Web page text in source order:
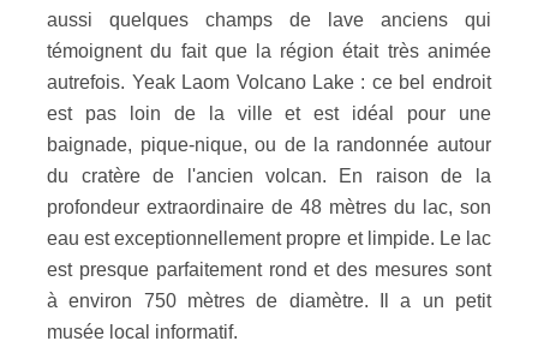
aussi quelques champs de lave anciens qui
témoignent du fait que la région était très animée
autrefois. Yeak Laom Volcano Lake : ce bel endroit
est pas loin de la ville et est idéal pour une
baignade, pique-nique, ou de la randonnée autour
du cratère de l'ancien volcan. En raison de la
profondeur extraordinaire de 48 mètres du lac, son
eau est exceptionnellement propre et limpide. Le lac
est presque parfaitement rond et des mesures sont
à environ 750 mètres de diamètre. Il a un petit
musée local informatif.